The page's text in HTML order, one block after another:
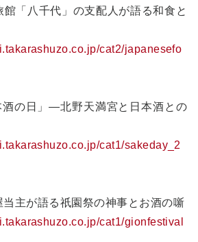
館「八千代」の支配人が語る和食と
cat2/japanesefo
酒の日」―北野天満宮と日本酒との
cat1/sakeday_2
当主が語る祇園祭の神事とお酒の噺
cat1/gionfestival